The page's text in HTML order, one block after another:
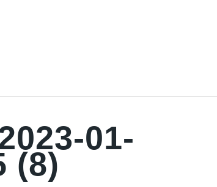
01-
(8)